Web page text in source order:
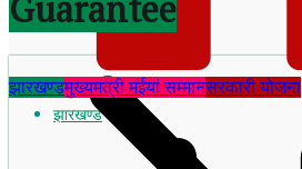
झारखण्ड
झारखण्डमुख्यमंत्री मंईयां सम्मानसरकारी योजना